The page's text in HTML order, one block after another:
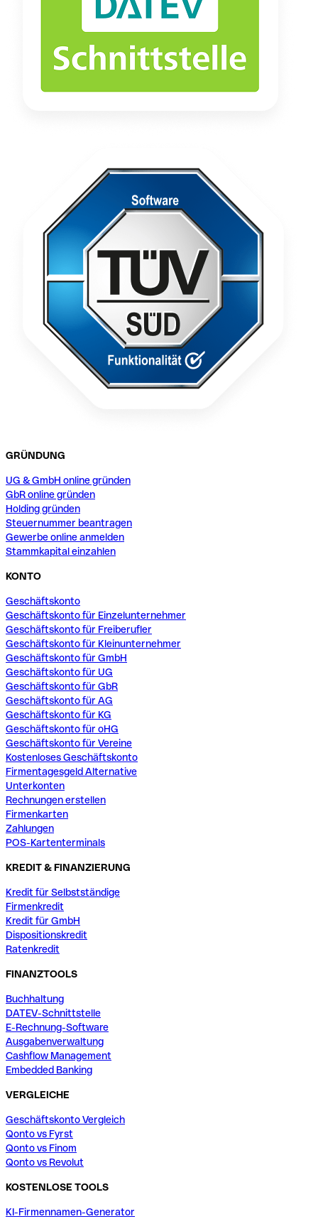
GRÜNDUNG
UG & GmbH online gründen
GbR online gründen
Holding gründen
Steuernummer beantragen
Gewerbe online anmelden
Stammkapital einzahlen
KONTO
Geschäftskonto
Geschäftskonto für Einzelunternehmer
Geschäftskonto für Freiberufler
Geschäftskonto für Kleinunternehmer
Geschäftskonto für GmbH
Geschäftskonto für UG
Geschäftskonto für GbR
Geschäftskonto für AG
Geschäftskonto für KG
Geschäftskonto für oHG
Geschäftskonto für Vereine
Kostenloses Geschäftskonto
Firmentagesgeld Alternative
Unterkonten
Rechnungen erstellen
Firmenkarten
Zahlungen
POS-Kartenterminals
KREDIT & FINANZIERUNG
Kredit für Selbstständige
Firmenkredit
Kredit für GmbH
Dispositionskredit
Ratenkredit
FINANZTOOLS
Buchhaltung
DATEV-Schnittstelle
E-Rechnung-Software
Ausgabenverwaltung
Cashflow Management
Embedded Banking
VERGLEICHE
Geschäftskonto Vergleich
Qonto vs Fyrst
Qonto vs Finom
Qonto vs Revolut
KOSTENLOSE TOOLS
KI-Firmennamen-Generator